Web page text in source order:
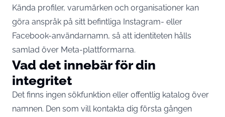
Kända profiler, varumärken och organisationer kan
göra anspråk på sitt befintliga Instagram- eller
Facebook-användarnamn, så att identiteten hålls
samlad över Meta-plattformarna.
Vad det innebär för din
integritet
Det finns ingen sökfunktion eller offentlig katalog över
namnen. Den som vill kontakta dig första gången